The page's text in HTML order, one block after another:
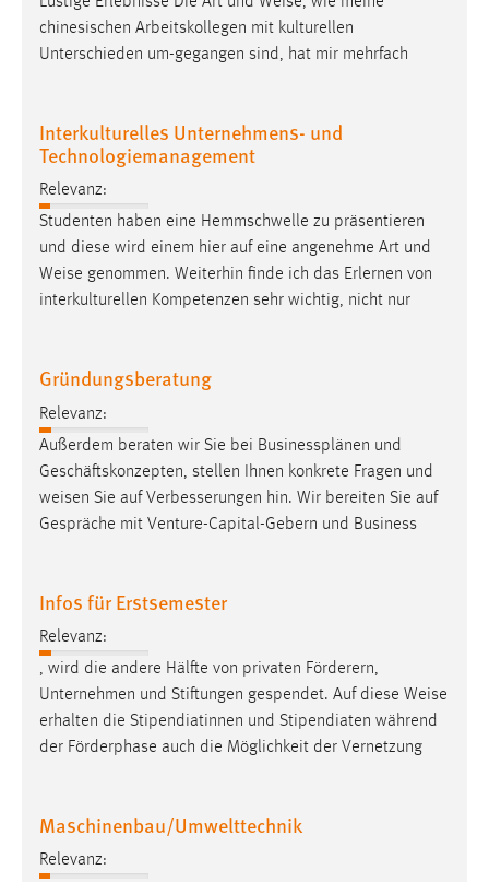
chinesischen Arbeitskollegen mit kulturellen
Unterschieden um-gegangen sind, hat mir mehrfach
Interkulturelles Unternehmens- und
Technologiemanagement
Relevanz:
Studenten haben eine Hemmschwelle zu präsentieren
und diese wird einem hier auf eine angenehme Art und
Weise genommen. Weiterhin finde ich das Erlernen von
interkulturellen Kompetenzen sehr wichtig, nicht nur
Gründungsberatung
Relevanz:
Außerdem beraten wir Sie bei Businessplänen und
Geschäftskonzepten, stellen Ihnen konkrete Fragen und
weisen Sie auf Verbesserungen hin. Wir bereiten Sie auf
Gespräche mit Venture-Capital-Gebern und Business
Infos für Erstsemester
Relevanz:
, wird die andere Hälfte von privaten Förderern,
Unternehmen und Stiftungen gespendet. Auf diese Weise
erhalten die Stipendiatinnen und Stipendiaten während
der Förderphase auch die Möglichkeit der Vernetzung
Maschinenbau/Umwelttechnik
Relevanz:
Conversion-Tracking
Cookie Laufzeit:
Facebook Pixel
Name:
_fbp
Anbieter:
Facebook
Cookie Laufzeit:
3 Monate
EXTERNE MEDIEN
Um Inhalte von Videoplattformen und Social Media
YouTube
Vimeo